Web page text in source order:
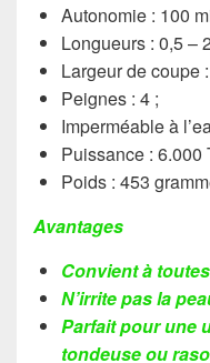
Autonomie : 100
Longueurs : 0,5 –
Largeur de coupe
Peignes : 4 ;
Imperméable à
Puissance : 6.000
Poids : 453
Avantages
Convient à
N’irrite pas la
Parfait pour une
tondeuse ou